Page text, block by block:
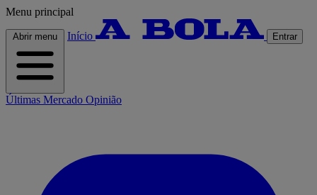
Menu principal
Abrir menu Início Entrar
Últimas Mercado Opinião